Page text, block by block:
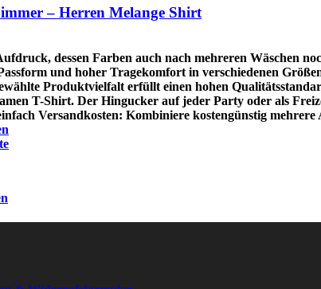
– Herren Melange Shirt
dessen Farben auch nach mehreren Wäschen
und hoher Tragekomfort in verschiedenen
Produktvielfalt erfüllt einen hohen
T-Shirt. Der Hingucker auf jeder Party oder als
Versandkosten: Kombiniere kostengünstig